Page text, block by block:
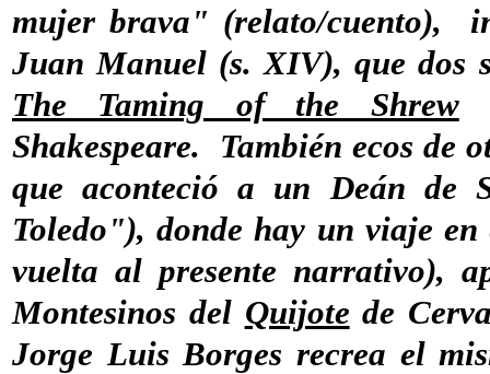
mujer brava" (relato/cuento),
Juan Manuel (s. XIV), que dos
The Taming of the Shrew
Shakespeare. También ecos de
que aconteció a un Deán
Toledo"), donde hay un viaje
vuelta al presente narrativo),
Montesinos del Quijote de
Jorge Luis Borges recrea el